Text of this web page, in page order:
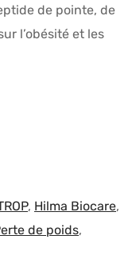
de pointe, de
l’obésité et les
, Hilma Biocare,
de poids,